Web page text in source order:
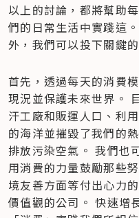
以上的討論，都將幫助
們的日常生活中實踐這
外，我們可以投下關鍵
首先，透過每天的消費
現況並保護未來世界。
汗工廠和販運人口、利
的海洋並摧毀了我們的
排放污染空氣。 我們也
用消費的力量鼓勵那些
境友善方面等付出心力
價值觀的公司。 快速增